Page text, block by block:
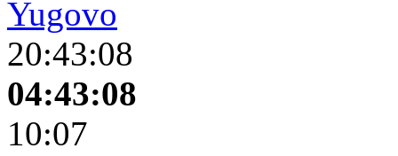
Yugovo
20:43:08
04:43:08
10:07